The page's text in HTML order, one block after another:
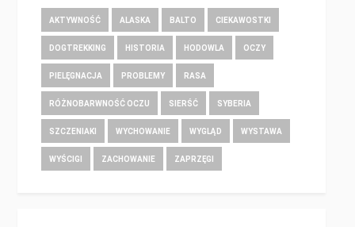
AKTYWNOŚĆ ALASKA BALTO CIEKAWOSTKI
DOGTREKKING HISTORIA HODOWLA OCZY
PIELĘGNACJA PROBLEMY RASA
RÓŻNOBARWNOŚĆ OCZU SIERŚĆ SYBERIA
SZCZENIAKI WYCHOWANIE WYGLĄD WYSTAWA
WYŚCIGI ZACHOWANIE ZAPRZĘGI